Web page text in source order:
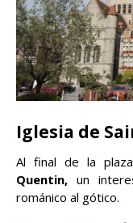
Iglesia de
Al final de la
Quentin, un
románico al gótico.